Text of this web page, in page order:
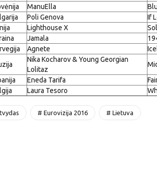
ManuElla
Poli Genova
If
Lighthouse X
Jamala
Agnete
Nika Kocharov & Young Georgian
Lolitaz
Eneda Tarifa
Laura Tesoro
# Eurovizija 2016 # Lietuva